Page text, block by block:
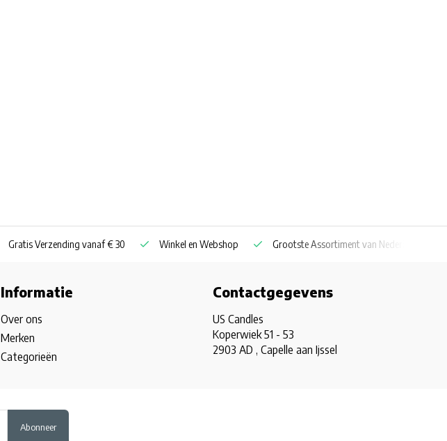
Gratis Verzending vanaf € 30 Winkel en Webshop Grootste Assortiment van Nederland &
Informatie
Over ons
Merken
Categorieën
Contactgegevens
US Candles
Koperwiek 51 - 53
2903 AD , Capelle aan Ijssel
Abonneer